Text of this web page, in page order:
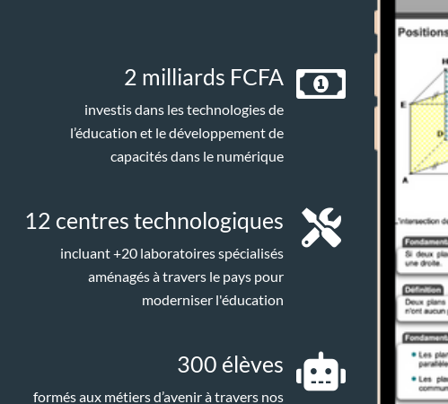
2 milliards FCFA
investis dans les technologies de
l’éducation et le développement de
capacités dans le numérique
12 centres technologiques
incluant +20 laboratoires spécialisés
aménagés à travers le pays pour
moderniser l'éducation
300 élèves
formés aux métiers d’avenir à travers nos